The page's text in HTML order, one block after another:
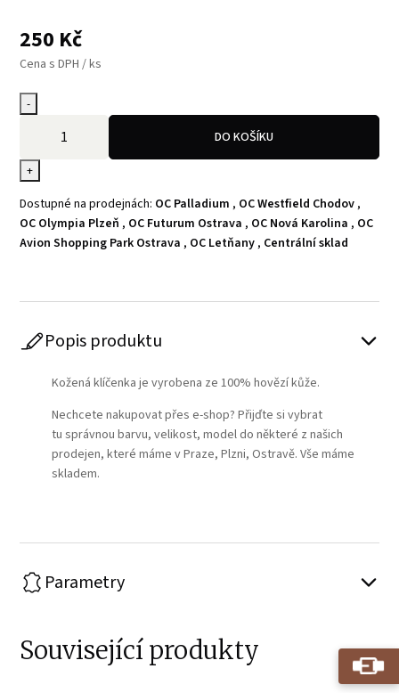
250 Kč
Cena s DPH / ks
-
+
DO KOŠÍKU
Dostupné na prodejnách: OC Palladium , OC Westfield Chodov ,
OC Olympia Plzeň , OC Futurum Ostrava , OC Nová Karolina , OC
Avion Shopping Park Ostrava , OC Letňany , Centrální sklad
Popis produktu
Kožená klíčenka je vyrobena ze 100% hovězí kůže.
Nechcete nakupovat přes e-shop? Přijďte si vybrat
tu správnou barvu, velikost, model do některé z našich
prodejen, které máme v Praze, Plzni, Ostravě. Vše máme
skladem.
Parametry
Související produkty